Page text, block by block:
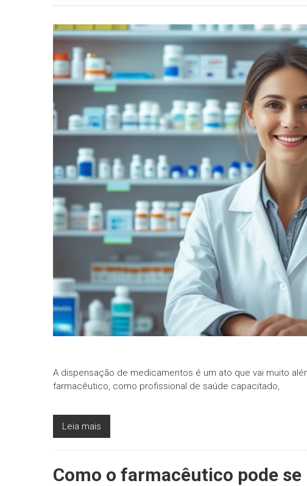
informe-nos
necessidade.
A dispensação de medicamentos é um ato que vai muito
farmacêutico, como profissional de saúde capacitado,
Leia mais
Como o farmacêutico pode